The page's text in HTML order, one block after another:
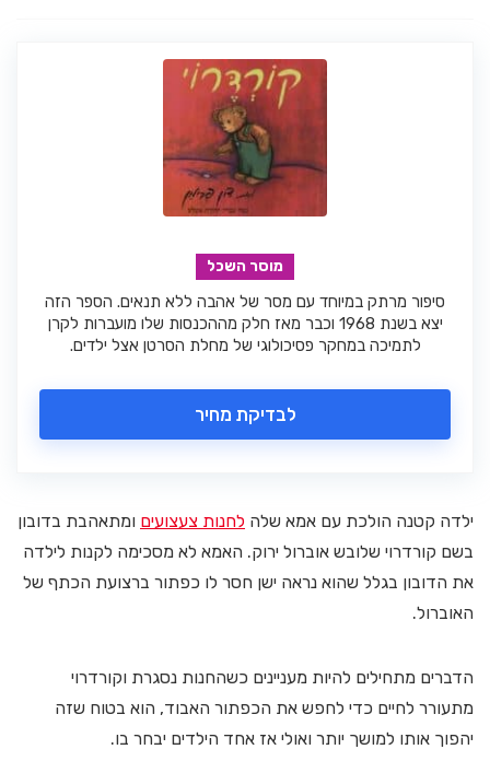
מוסר השכל
סיפור מרתק במיוחד עם מסר של אהבה ללא תנאים. הספר הזה
יצא בשנת 1968 וכבר מאז חלק מההכנסות שלו מועברות לקרן
לתמיכה במחקר פסיכולוגי של מחלת הסרטן אצל ילדים.
לבדיקת מחיר
ילדה קטנה הולכת עם אמא שלה לחנות צעצועים ומתאהבת בדובון
בשם קורדרוי שלובש אוברול ירוק. האמא לא מסכימה לקנות לילדה
את הדובון בגלל שהוא נראה ישן חסר לו כפתור ברצועת הכתף של
האוברול.
הדברים מתחילים להיות מעניינים כשהחנות נסגרת וקורדרוי
מתעורר לחיים כדי לחפש את הכפתור האבוד, הוא בטוח שזה
יהפוך אותו למושך יותר ואולי אז אחד הילדים יבחר בו.